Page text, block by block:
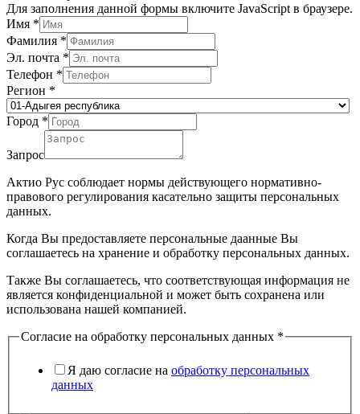
Для заполнения данной формы включите JavaScript в браузере.
Имя *
Фамилия *
Эл. почта *
Телефон *
Регион *
Город *
Запрос
Актио Рус соблюдает нормы действующего нормативно-
правового регулирования касательно защиты персональных
данных.
Когда Вы предоставляете персональные даанные Вы
соглашаетесь на хранение и обработку персональных данных.
Также Вы соглашаетесь, что соответствующая информация не
является конфиденциальной и может быть сохранена или
использована нашей компанией.
Согласие на обработку персональных данных *
Я даю согласие на обработку персональных
данных